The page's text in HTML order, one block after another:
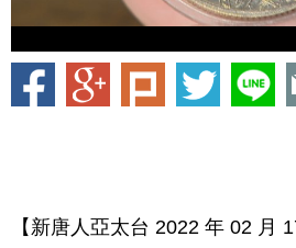
【新唐人亞太台 2022 年 02 月